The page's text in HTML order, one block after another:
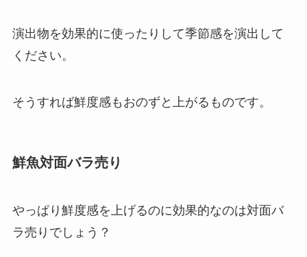
演出物を効果的に使ったりして季節感を演出して
ください。
そうすれば鮮度感もおのずと上がるものです。
鮮魚対面バラ売り
やっぱり鮮度感を上げるのに効果的なのは対面バ
ラ売りでしょう？